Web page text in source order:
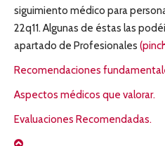
siguimiento médico para
22q11. Algunas de éstas las
apartado de Profesionales
Recomendaciones
Aspectos médicos que valorar.
Evaluaciones Recomendadas.